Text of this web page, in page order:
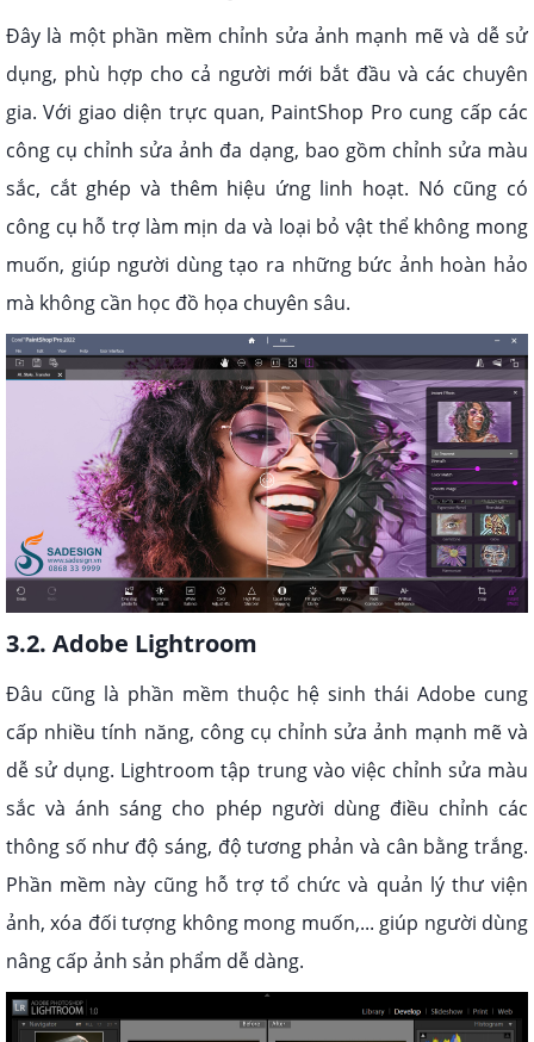
Đây là một phần mềm chỉnh sửa ảnh mạnh mẽ và dễ sử
dụng, phù hợp cho cả người mới bắt đầu và các chuyên
gia. Với giao diện trực quan, PaintShop Pro cung cấp các
công cụ chỉnh sửa ảnh đa dạng, bao gồm chỉnh sửa màu
sắc, cắt ghép và thêm hiệu ứng linh hoạt. Nó cũng có
công cụ hỗ trợ làm mịn da và loại bỏ vật thể không mong
muốn, giúp người dùng tạo ra những bức ảnh hoàn hảo
mà không cần học đồ họa chuyên sâu.
3.2. Adobe Lightroom
Đâu cũng là phần mềm thuộc hệ sinh thái Adobe cung
cấp nhiều tính năng, công cụ chỉnh sửa ảnh mạnh mẽ và
dễ sử dụng. Lightroom tập trung vào việc chỉnh sửa màu
sắc và ánh sáng cho phép người dùng điều chỉnh các
thông số như độ sáng, độ tương phản và cân bằng trắng.
Phần mềm này cũng hỗ trợ tổ chức và quản lý thư viện
ảnh, xóa đối tượng không mong muốn,... giúp người dùng
nâng cấp ảnh sản phẩm dễ dàng.